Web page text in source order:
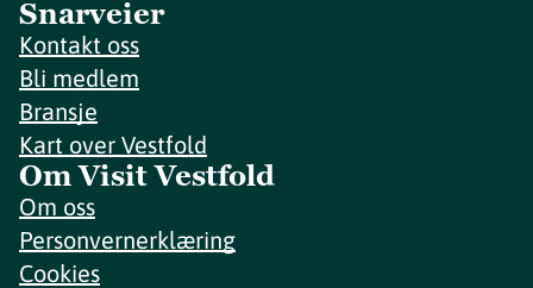
Snarveier
Kontakt oss
Bli medlem
Bransje
Kart over Vestfold
Om Visit Vestfold
Om oss
Personvernerklæring
Cookies